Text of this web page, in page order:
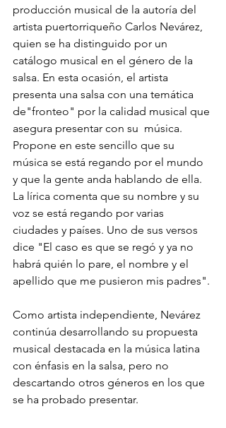
producción musical de la autoría del
artista puertorriqueño Carlos Nevárez,
quien se ha distinguido por un
catálogo musical en el género de la
salsa. En esta ocasión, el artista
presenta una salsa con una temática
de"fronteo" por la calidad musical que
asegura presentar con su  música.
Propone en este sencillo que su
música se está regando por el mundo
y que la gente anda hablando de ella.
La lírica comenta que su nombre y su
voz se está regando por varias
ciudades y países. Uno de sus versos
dice "El caso es que se regó y ya no
habrá quién lo pare, el nombre y el
apellido que me pusieron mis padres".
Como artista independiente, Nevárez
continúa desarrollando su propuesta
musical destacada en la música latina
con énfasis en la salsa, pero no
descartando otros géneros en los que
se ha probado presentar.